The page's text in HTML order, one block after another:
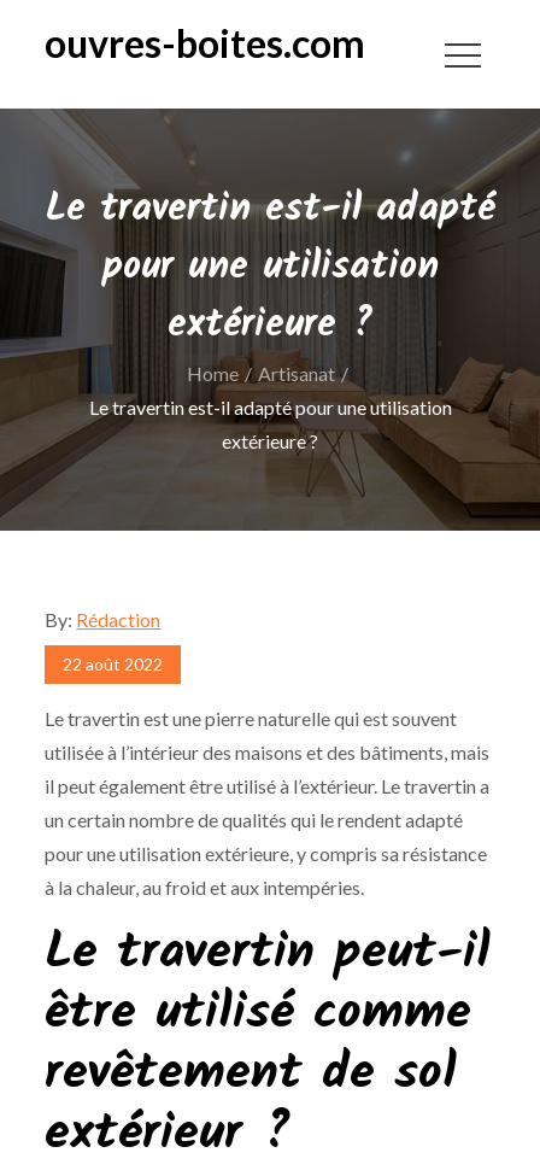
ouvres-boites.com
Le travertin est-il adapté
pour une utilisation
extérieure ?
Home
Artisanat
Le travertin est-il adapté pour une utilisation
extérieure ?
By: Rédaction
Posted
22 août 2022
Le travertin est une pierre naturelle qui est souvent
utilisée à l’intérieur des maisons et des bâtiments, mais
il peut également être utilisé à l’extérieur. Le travertin a
un certain nombre de qualités qui le rendent adapté
pour une utilisation extérieure, y compris sa résistance
à la chaleur, au froid et aux intempéries.
Le travertin peut-il
être utilisé comme
revêtement de sol
extérieur ?